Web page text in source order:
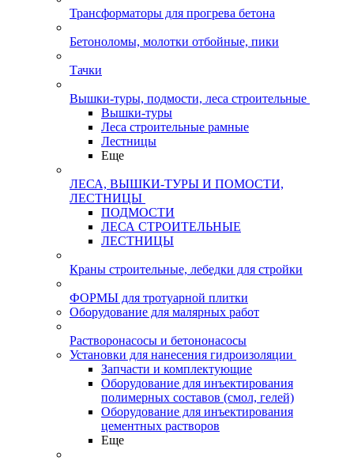
Трансформаторы для прогрева бетона
Бетоноломы, молотки отбойные, пики
Тачки
Вышки-туры, подмости, леса строительные
Вышки-туры
Леса строительные рамные
Лестницы
Еще
ЛЕСА, ВЫШКИ-ТУРЫ И ПОМОСТИ,
ЛЕСТНИЦЫ
ПОДМОСТИ
ЛЕСА СТРОИТЕЛЬНЫЕ
ЛЕСТНИЦЫ
Краны строительные, лебедки для стройки
ФОРМЫ для тротуарной плитки
Оборудование для малярных работ
Растворонасосы и бетононасосы
Установки для нанесения гидроизоляции
Запчасти и комплектующие
Оборудование для инъектирования
полимерных составов (смол, гелей)
Оборудование для инъектирования
цементных растворов
Еще